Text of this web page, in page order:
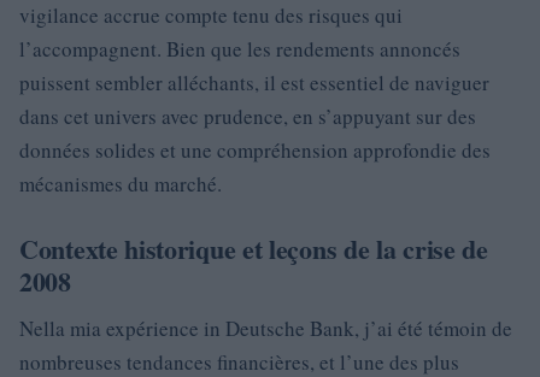
vigilance accrue compte tenu des risques qui
l’accompagnent. Bien que les rendements annoncés
puissent sembler alléchants, il est essentiel de naviguer
dans cet univers avec prudence, en s’appuyant sur des
données solides et une compréhension approfondie des
mécanismes du marché.
Contexte historique et leçons de la crise de
2008
Nella mia expérience in Deutsche Bank, j’ai été témoin de
nombreuses tendances financières, et l’une des plus